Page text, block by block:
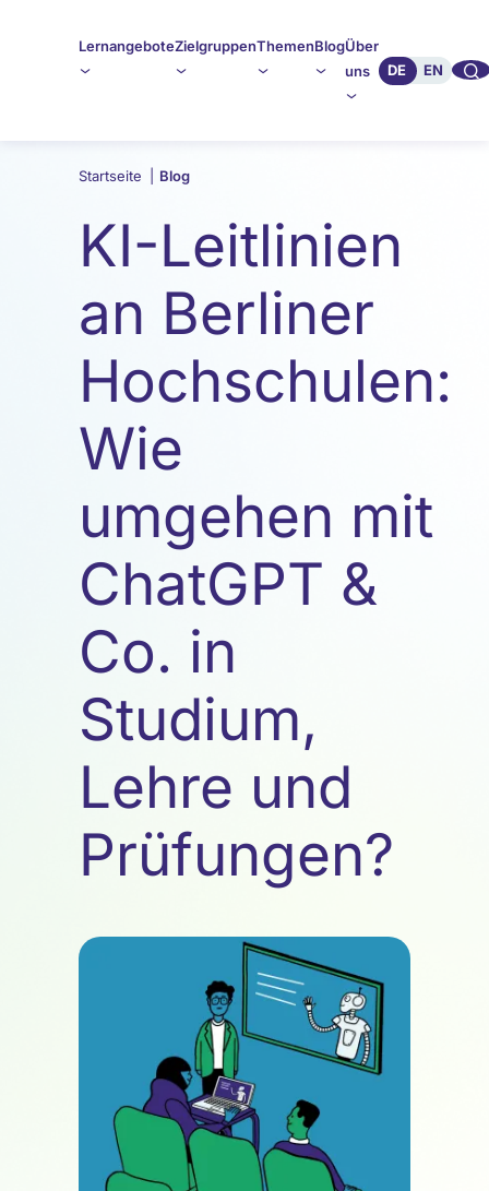
LernangeboteZielgruppenThemenBlogÜber
uns
DE EN 🔍︎︎
Startseite Blog
KI-Leitlinien
an Berliner
Hochschulen:
Wie
umgehen mit
ChatGPT &
Co. in
Studium,
Lehre und
Prüfungen?